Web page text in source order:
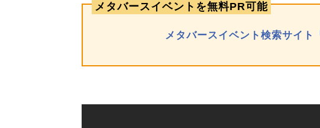
メタバースイベントを無料PR可能
メタバースイベント検索サイト